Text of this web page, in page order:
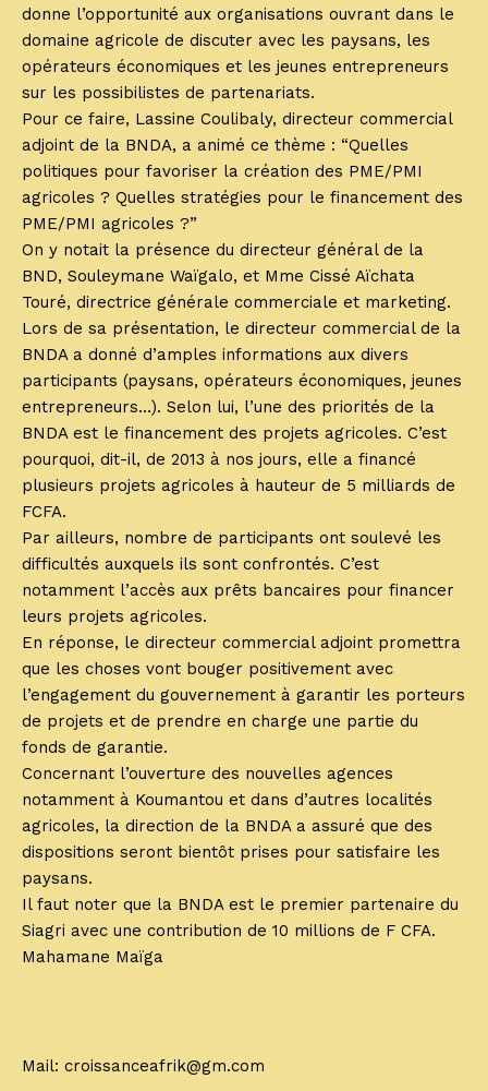
donne l’opportunité aux organisations ouvrant dans le
domaine agricole de discuter avec les paysans, les
opérateurs économiques et les jeunes entrepreneurs
sur les possibilistes de partenariats.
Pour ce faire, Lassine Coulibaly, directeur commercial
adjoint de la BNDA, a animé ce thème : “Quelles
politiques pour favoriser la création des PME/PMI
agricoles ? Quelles stratégies pour le financement des
PME/PMI agricoles ?”
On y notait la présence du directeur général de la
BND, Souleymane Waïgalo, et Mme Cissé Aïchata
Touré, directrice générale commerciale et marketing.
Lors de sa présentation, le directeur commercial de la
BNDA a donné d’amples informations aux divers
participants (paysans, opérateurs économiques, jeunes
entrepreneurs…). Selon lui, l’une des priorités de la
BNDA est le financement des projets agricoles. C’est
pourquoi, dit-il, de 2013 à nos jours, elle a financé
plusieurs projets agricoles à hauteur de 5 milliards de
FCFA.
Par ailleurs, nombre de participants ont soulevé les
difficultés auxquels ils sont confrontés. C’est
notamment l’accès aux prêts bancaires pour financer
leurs projets agricoles.
En réponse, le directeur commercial adjoint promettra
que les choses vont bouger positivement avec
l’engagement du gouvernement à garantir les porteurs
de projets et de prendre en charge une partie du
fonds de garantie.
Concernant l’ouverture des nouvelles agences
notamment à Koumantou et dans d’autres localités
agricoles, la direction de la BNDA a assuré que des
dispositions seront bientôt prises pour satisfaire les
paysans.
Il faut noter que la BNDA est le premier partenaire du
Siagri avec une contribution de 10 millions de F CFA.
Mahamane Maïga
Mail: croissanceafrik@gm.com